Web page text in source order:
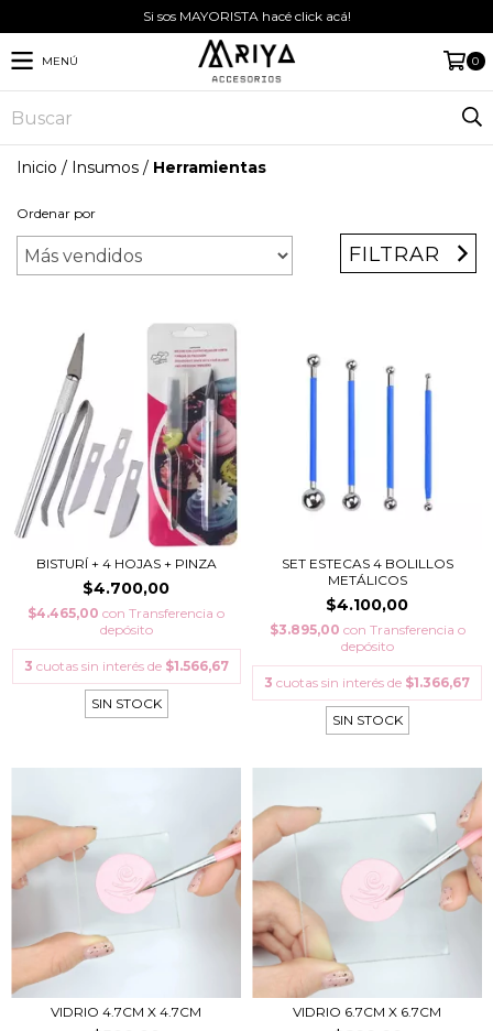
Si sos MAYORISTA hacé click acá!
MENÚ 0
Inicio / Insumos / Herramientas
Ordenar por
FILTRAR
BISTURÍ + 4 HOJAS + PINZA
$4.700,00
$4.465,00 con Transferencia o
depósito
3 cuotas sin interés de $1.566,67
SIN STOCK
SET ESTECAS 4 BOLILLOS
METÁLICOS
$4.100,00
$3.895,00 con Transferencia o
depósito
3 cuotas sin interés de $1.366,67
SIN STOCK
VIDRIO 4.7CM X 4.7CM VIDRIO 6.7CM X 6.7CM